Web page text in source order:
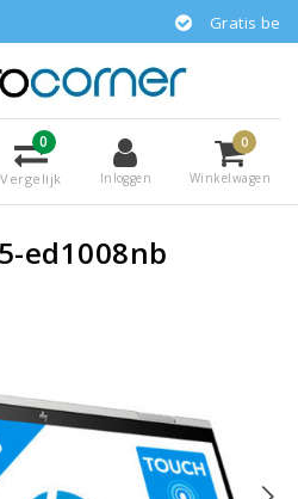
Gratis bezorgd
0
Vergelijk Inloggen
0
Winkelwagen
ed1008nb